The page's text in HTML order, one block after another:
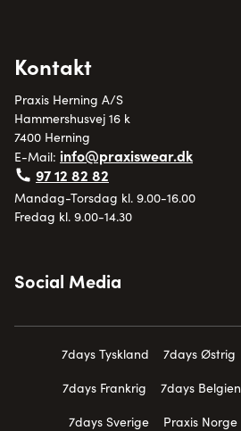
Kontakt
Praxis Herning A/S
Hammershusvej 16 k
7400 Herning
E-Mail: info@praxiswear.dk
97 12 82 82
Mandag-Torsdag kl. 9.00-16.00
Fredag kl. 9.00-14.30
Social Media
7days Tyskland 7days Østrig
7days Frankrig
7days Belgien
7days Sverige
Praxis Norge